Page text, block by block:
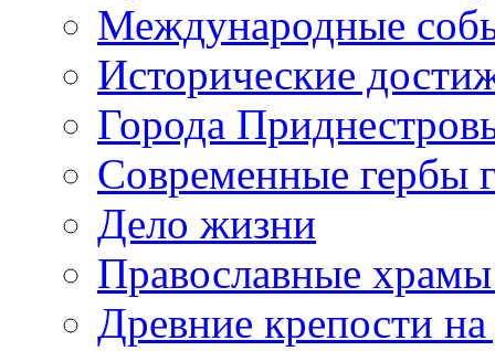
Международные
Исторические
Города
Современные гербы
Дело жизни
Православные
Древние крепости